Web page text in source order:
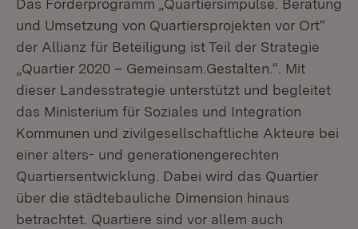
Das Förderprogramm „Quartiersimpulse. Beratung
und Umsetzung von Quartiersprojekten vor Ort“
der Allianz für Beteiligung ist Teil der Strategie
„Quartier 2020 – Gemeinsam.Gestalten.“. Mit
dieser Landesstrategie unterstützt und begleitet
das Ministerium für Soziales und Integration
Kommunen und zivilgesellschaftliche Akteure bei
einer alters- und generationengerechten
Quartiersentwicklung. Dabei wird das Quartier
über die städtebauliche Dimension hinaus
betrachtet. Quartiere sind vor allem auch